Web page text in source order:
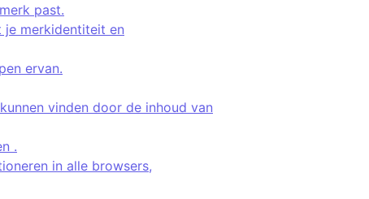
past.
je merkidentiteit en
ervan.
vinden door de inhoud van
.
in alle browsers,